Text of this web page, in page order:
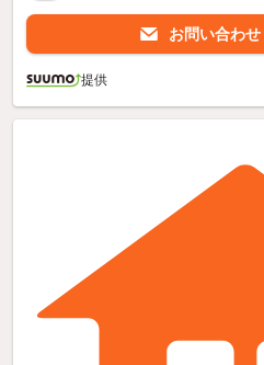
お問い合わせ
提供